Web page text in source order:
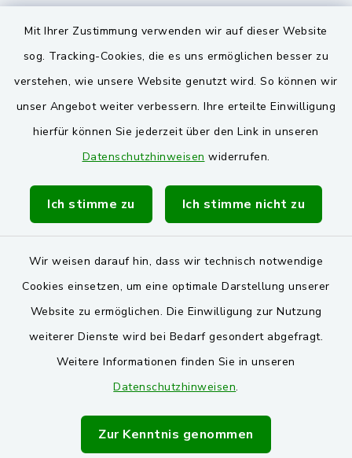
Mit Ihrer Zustimmung verwenden wir auf dieser Website
sog. Tracking-Cookies, die es uns ermöglichen besser zu
verstehen, wie unsere Website genutzt wird. So können wir
unser Angebot weiter verbessern. Ihre erteilte Einwilligung
hierfür können Sie jederzeit über den Link in unseren
Datenschutzhinweisen widerrufen.
Ich stimme zu Ich stimme nicht zu
Wir weisen darauf hin, dass wir technisch notwendige
Cookies einsetzen, um eine optimale Darstellung unserer
Website zu ermöglichen. Die Einwilligung zur Nutzung
weiterer Dienste wird bei Bedarf gesondert abgefragt.
Weitere Informationen finden Sie in unseren
Datenschutzhinweisen.
Zur Kenntnis genommen
Landkreis Schwandorf
VG und Gemeinden
Markt Schwarzenfeld
Gemeinde Stulln
Verwaltungsgemeinschaft Schwarzenfeld
Barrierefreiheit
Impressum